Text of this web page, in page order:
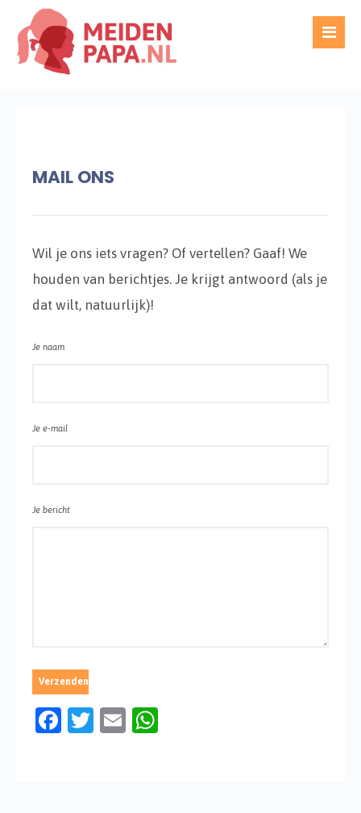
MAIL ONS
Wil je ons iets vragen? Of vertellen? Gaaf! We
houden van berichtjes. Je krijgt antwoord (als je
dat wilt, natuurlijk)!
Je naam
Je e-mail
Je bericht
Facebook
Twitter
Email